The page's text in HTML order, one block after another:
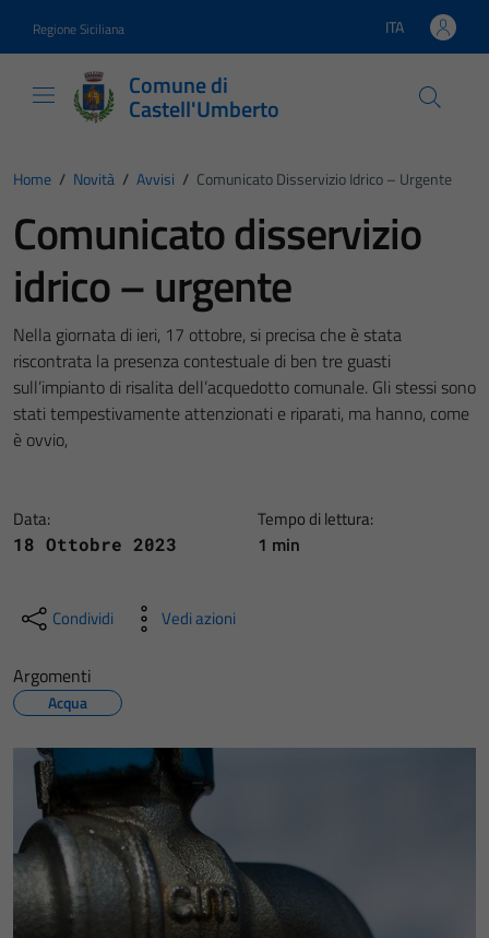
Regione Siciliana Lingua attiva:
ITA
Comune di
Castell'Umberto
Home / Novità / Avvisi / Comunicato Disservizio Idrico – Urgente
Comunicato disservizio
idrico – urgente
Nella giornata di ieri, 17 ottobre, si precisa che è stata
riscontrata la presenza contestuale di ben tre guasti
sull’impianto di risalita dell’acquedotto comunale. Gli stessi sono
stati tempestivamente attenzionati e riparati, ma hanno, come
è ovvio,
Data:
18 Ottobre 2023
Tempo di lettura:
1 min
Condividi Vedi azioni
Argomenti
Acqua